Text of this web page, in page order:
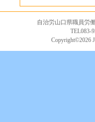
自治労山口県職員労
TEL083-
Copyright©2026